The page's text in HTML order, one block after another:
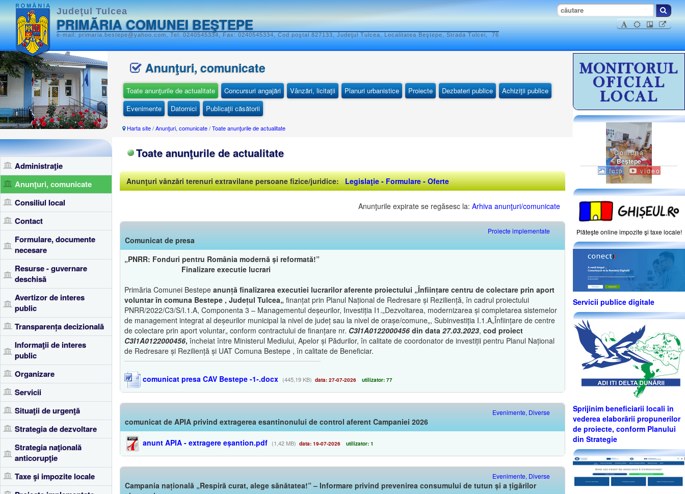
Judeţul Tulcea
PRIMĂRIA COMUNEI BEŞTEPE
e-mail: primaria.bestepe@yahoo.com, Tel: 0240545334, Fax: 0240545334, Cod poştal 827133, Judeţul Tulcea, Localitatea Beştepe, Strada Tulcei, 76
Administraţie
Anunţuri, comunicate
Consiliul local
Contact
Formulare, documente
necesare
Resurse - guvernare
deschisă
Avertizor de interes
public
Transparența decizională
Informaţii de interes
public
Organizare
Servicii
Situaţii de urgenţă
Strategia de dezvoltare
Strategia naţională
anticorupţie
Taxe şi impozite locale
Anunţuri, comunicate
Toate anunţurile de actualitate Concursuri angajări Vânzări, licitaţii Planuri urbanistice Proiecte Dezbateri publice
Achiziţii publice
Evenimente
Datornici Publicaţii căsătorii
Harta site/Anunţuri, comunicate/Toate anunţurile de actualitate
Toate anunţurile de actualitate
Anunţuri vânzări terenuri extravilane persoane fizice/juridice: Legislaţie - Formulare - Oferte
Anunţurile expirate se regăsesc la: Arhiva anunţuri/comunicate
Proiecte implementate
Comunicat de presa
„PNRR: Fonduri pentru România modernă și reformată!”
Finalizare executie lucrari
Primăria Comunei Bestepe anunță finalizarea executiei lucrarilor aferente proiectului „Înființare centru de colectare prin aport
voluntar în comuna Bestepe , Județul Tulcea„ finanțat prin Planul Național de Redresare și Reziliență, în cadrul proiectului
PNRR/2022/C3/S/I.1.A, Componenta 3 – Managementul deșeurilor, Investiția I1.„Dezvoltarea, modernizarea și completarea sistemelor
de management integrat al deșeurilor municipal la nivel de județ sau la nivel de orașe/comune„, Subinvestiția I.1.A„Înființare de centre
de colectare prin aport voluntar„ conform contractului de finanțare nr. C3I1A0122000456 din data 27.03.2023, cod proiect
C3I1A0122000456, încheiat între Ministerul Mediului, Apelor și Pădurilor, în calitate de coordonator de investiții pentru Planul Național
de Redresare și Reziliență și UAT Comuna Bestepe , în calitate de Beneficiar.
comunicat presa CAV Bestepe -1-.docx (445,19 KB) data: 27-07-2026 utilizator: 77
Evenimente, Diverse
comunicat de APIA privind extragerea esantinonului de control aferent Campaniei 2026
anunt APIA - extragere eșantion.pdf (1,42 MB) data: 19-07-2026 utilizator: 1
Evenimente, Diverse
Campania națională „Respiră curat, alege sănătatea!” – Informare privind prevenirea consumului de tutun și a țigărilor
Comuna
Beştepe
foto video
Plăteşte online impozite şi taxe locale!
Servicii publice digitale
Sprijinim beneficiarii locali în
vederea elaborării propunerilor
de proiecte, conform Planului
din Strategie